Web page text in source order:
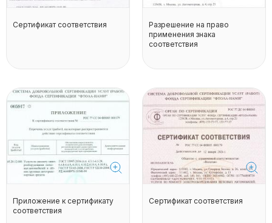
Сертификат соответствия
Разрешение на право
применения знака
соответствия
Приложение к сертификату
соответствия
Сертификат соответствия